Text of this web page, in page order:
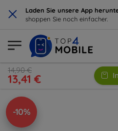
× Laden Sie unsere App
shoppen Sie noch einfacher.
14,90 €
13,41 €
-10%